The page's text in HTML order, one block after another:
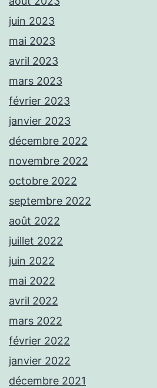
juin 2023
mai 2023
avril 2023
mars 2023
février 2023
janvier 2023
décembre 2022
novembre 2022
octobre 2022
septembre 2022
août 2022
juillet 2022
juin 2022
mai 2022
avril 2022
mars 2022
février 2022
janvier 2022
décembre 2021